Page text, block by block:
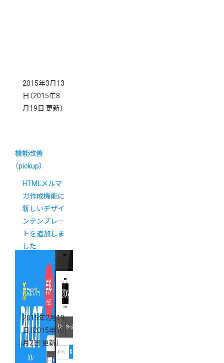
2015年3月13
日 （2015年8
月19日 更新）
機能改善
（pickup）
HTMLメルマ
ガ作成機能に
新しいデザイ
ンテンプレー
トを追加しま
した
2015年2月19
日（2015年10
月2日 更新）